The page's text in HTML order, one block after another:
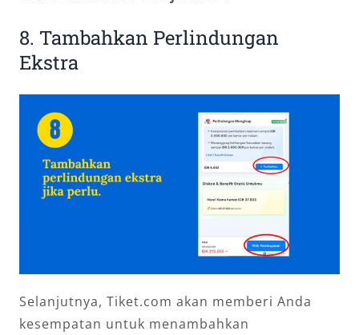
8. Tambahkan Perlindungan
Ekstra
Selanjutnya, Tiket.com akan memberi Anda
kesempatan untuk menambahkan